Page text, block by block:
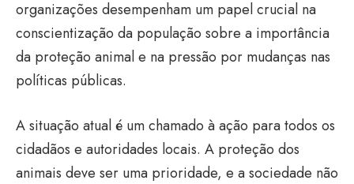
organizações desempenham um papel crucial na
conscientização da população sobre a importância
da proteção animal e na pressão por mudanças nas
políticas públicas.
A situação atual é um chamado à ação para todos os
cidadãos e autoridades locais. A proteção dos
animais deve ser uma prioridade, e a sociedade não